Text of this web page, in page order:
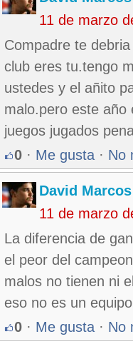
11 de marzo
Compadre te
club eres tu.tengo
ustedes y el añito
malo.pero este año
juegos jugados
0 · Me gusta · No
David Marcos
11 de marzo
La diferencia de
el peor del
malos no tienen ni
eso no es un
0 · Me gusta · No